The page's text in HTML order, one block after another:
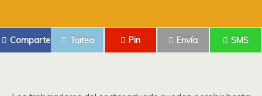
Comparte Tuitea Pin Envía SMS